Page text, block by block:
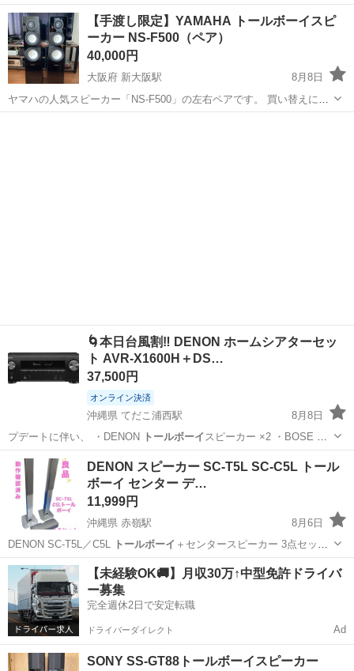
…神奈川 藤沢市 湘南台駅 オーディオ トールボーイ
【手渡し限定】YAMAHA トールボーイスピ
ーカー NS-F500（ペア）
40,000円
大阪府 新大阪駅
8月8日
ヤマハの人気スピーカー「NS-F500」の左右ペアです。 買い替えに伴
い出品いたします。 ■ 状態について ・直前まで使用しており、左右と
🌀本日台風割‼️ DENON ホームシアターセッ
ト AVR-X1600H＋DS…
37,500円
オンライン決済
沖縄県 てだこ浦西駅
8月8日
プデートに伴い、 ・DENON
トールボーイ スピーカー ×2 ・BOSE セ
ン…
沖縄 沖縄市 てだこ浦西駅
DENON スピーカー SC-T5L SC-C5L トール
ボーイ センター デ…
11,999円
沖縄県 赤嶺駅
8月6日
DENON SC-T5L／C5L
トールボーイ ＋センタースピーカー 3点セット
で…
沖縄 糸満市 赤嶺駅 オーディオ
【未経験OK🚚】月収30万↑中型免許ドライバ
ー募集
完全週休2日で安定転職
ドライバーダイレクト Ad
SONY SS-GT88トールボーイスピーカー